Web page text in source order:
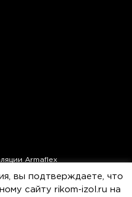
Armaflex
вы подтверждаете, что
сайту rikom-izol.ru на